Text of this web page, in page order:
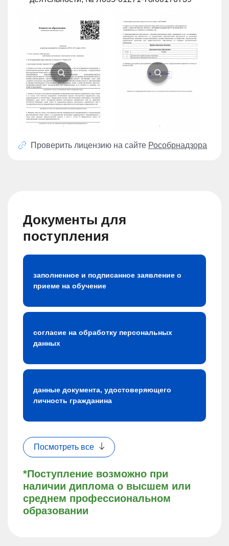
Проверить лицензию на сайте Рособрнадзора
Документы для
поступления
*Поступление возможно при
наличии диплома о высшем или
среднем профессиональном
образовании
заполненное и подписанное заявление о
приеме на обучение
согласие на обработку персональных
данных
данные документа, удостоверяющего
личность гражданина
Посмотреть все